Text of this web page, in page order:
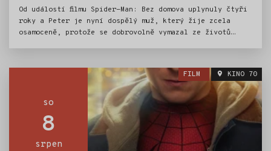
Od událostí filmu Spider-Man: Bez domova uplynuly čtyři
roky a Peter je nyní dospělý muž, který žije zcela
osamoceně, protože se dobrovolně vymazal ze životů
ochraně svého města – je Spider-Manem na plný úvazek –,
ale jak se na něj kladou stále větší nároky, tlak
vyvolává překvapivou fyzickou proměnu, která ohrožuje
jeho existenci a to i přesto, že podivný nový vzorec
zločinů dává vzniknout jedné z nejmocnějších hrozeb,
jaké kdy čelil.
so
8
srpen
FILM KINO 70